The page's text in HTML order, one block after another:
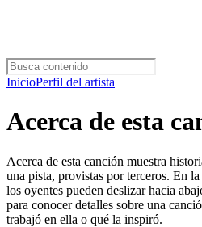
InicioPerfil del artista
Acerca de esta
Acerca de esta canción muestra
una pista, provistas por terceros. En
los oyentes pueden deslizar hacia
para conocer detalles sobre una
trabajó en ella o qué la inspiró.